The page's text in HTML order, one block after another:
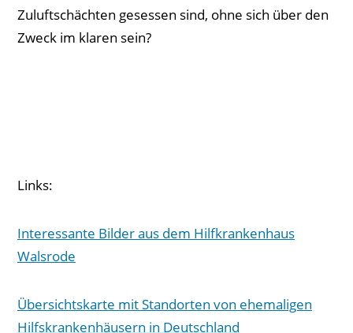
Zuluftschächten gesessen sind, ohne sich über den
Zweck im klaren sein?
Links:
Interessante Bilder aus dem Hilfkrankenhaus
Walsrode
Übersichtskarte mit Standorten von ehemaligen
Hilfskrankenhäusern in Deutschland